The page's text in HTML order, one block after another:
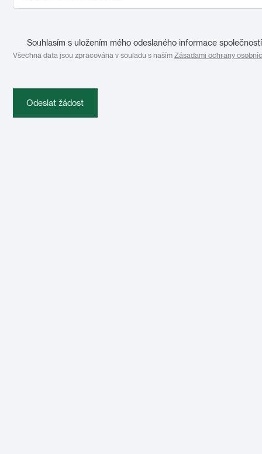
Souhlasím s uložením mého odeslaného informace
Všechna data jsou zpracována v souladu s naším Zásadami ochrany
Odeslat žádost